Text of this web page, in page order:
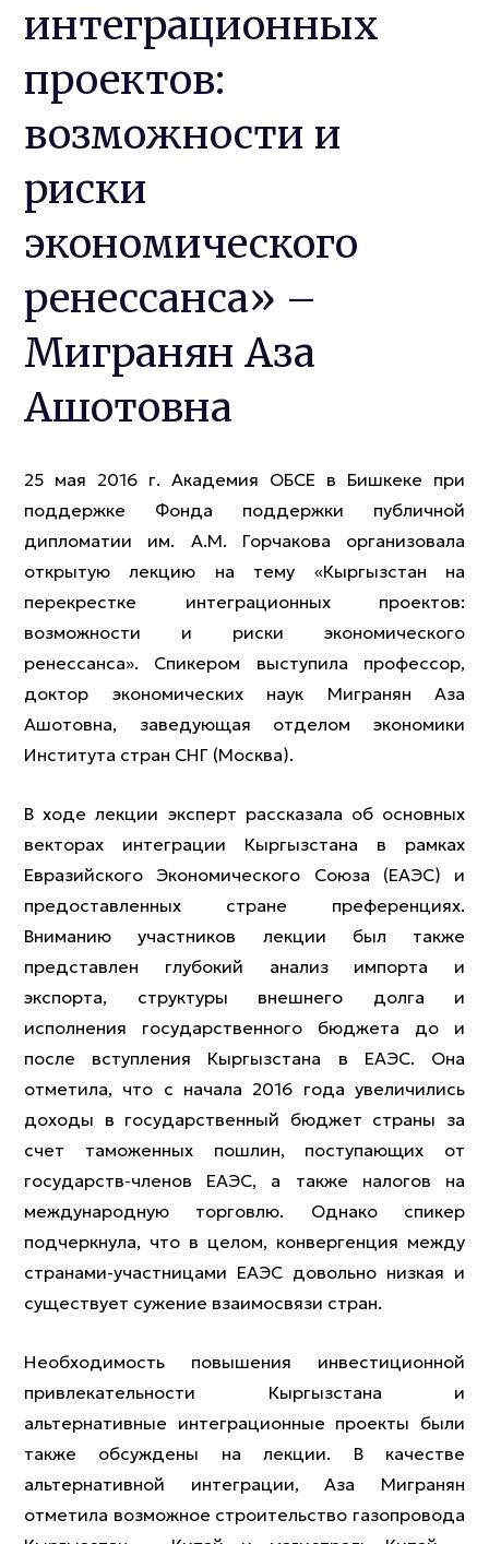
интеграционных
проектов:
возможности и
риски
экономического
ренессанса» –
Мигранян Аза
Ашотовна
25 мая 2016 г. Академия ОБСЕ в Бишкеке при
поддержке Фонда поддержки публичной
дипломатии им. А.М. Горчакова организовала
открытую лекцию на тему «Кыргызстан на
перекрестке интеграционных проектов:
возможности и риски экономического
ренессанса». Спикером выступила профессор,
доктор экономических наук Мигранян Аза
Ашотовна, заведующая отделом экономики
Института стран СНГ (Москва).
В ходе лекции эксперт рассказала об основных
векторах интеграции Кыргызстана в рамках
Евразийского Экономического Союза (ЕАЭС) и
предоставленных стране преференциях.
Вниманию участников лекции был также
представлен глубокий анализ импорта и
экспорта, структуры внешнего долга и
исполнения государственного бюджета до и
после вступления Кыргызстана в ЕАЭС. Она
отметила, что с начала 2016 года увеличились
доходы в государственный бюджет страны за
счет таможенных пошлин, поступающих от
государств-членов ЕАЭС, а также налогов на
международную торговлю. Однако спикер
подчеркнула, что в целом, конвергенция между
странами-участницами ЕАЭС довольно низкая и
существует сужение взаимосвязи стран.
Необходимость повышения инвестиционной
привлекательности Кыргызстана и
альтернативные интеграционные проекты были
также обсуждены на лекции. В качестве
альтернативной интеграции, Аза Мигранян
отметила возможное строительство газопровода